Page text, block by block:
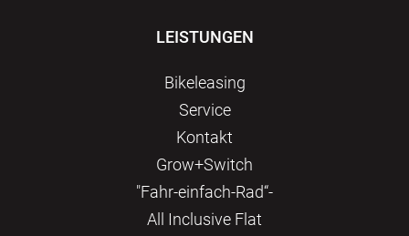
LEISTUNGEN
Bikeleasing
Service
Kontakt
Grow+Switch
"Fahr-einfach-Rad“-
All Inclusive Flat